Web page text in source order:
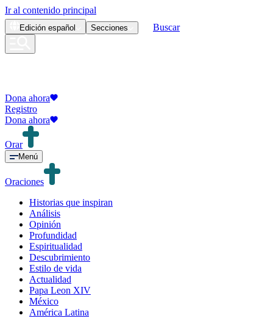
Ir al contenido principal
Edición español Secciones Buscar
Dona ahora
Registro
Dona ahora
Orar
Menú
Oraciones
Historias que inspiran
Análisis
Opinión
Profundidad
Espiritualidad
Descubrimiento
Estilo de vida
Actualidad
Papa Leon XIV
México
América Latina